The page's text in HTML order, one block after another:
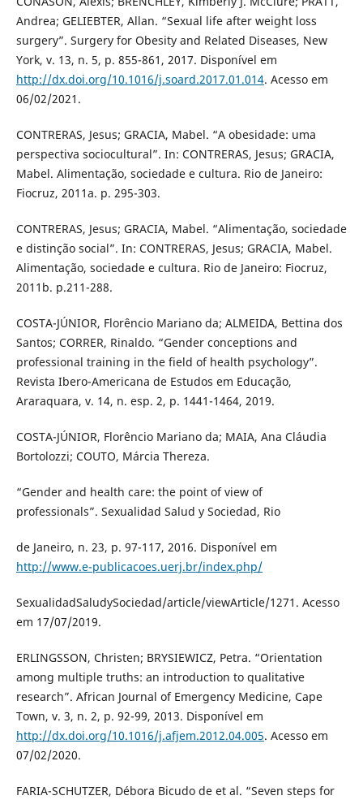
Andrea; GELIEBTER, Allan. “Sexual life after weight loss
surgery”. Surgery for Obesity and Related Diseases, New
York, v. 13, n. 5, p. 855-861, 2017. Disponível em
http://dx.doi.org/10.1016/j.soard.2017.01.014. Acesso em
06/02/2021.
CONTRERAS, Jesus; GRACIA, Mabel. “A obesidade: uma
perspectiva sociocultural”. In: CONTRERAS, Jesus; GRACIA,
Mabel. Alimentação, sociedade e cultura. Rio de Janeiro:
Fiocruz, 2011a. p. 295-303.
CONTRERAS, Jesus; GRACIA, Mabel. “Alimentação, sociedade
e distinção social”. In: CONTRERAS, Jesus; GRACIA, Mabel.
Alimentação, sociedade e cultura. Rio de Janeiro: Fiocruz,
2011b. p.211-288.
COSTA-JÚNIOR, Florêncio Mariano da; ALMEIDA, Bettina dos
Santos; CORRER, Rinaldo. “Gender conceptions and
professional training in the field of health psychology”.
Revista Ibero-Americana de Estudos em Educação,
Araraquara, v. 14, n. esp. 2, p. 1441-1464, 2019.
COSTA-JÚNIOR, Florêncio Mariano da; MAIA, Ana Cláudia
Bortolozzi; COUTO, Márcia Thereza.
“Gender and health care: the point of view of
professionals”. Sexualidad Salud y Sociedad, Rio
de Janeiro, n. 23, p. 97-117, 2016. Disponível em
http://www.e-publicacoes.uerj.br/index.php/
SexualidadSaludySociedad/article/viewArticle/1271. Acesso
em 17/07/2019.
ERLINGSSON, Christen; BRYSIEWICZ, Petra. “Orientation
among multiple truths: an introduction to qualitative
research”. African Journal of Emergency Medicine, Cape
Town, v. 3, n. 2, p. 92-99, 2013. Disponível em
http://dx.doi.org/10.1016/j.afjem.2012.04.005. Acesso em
07/02/2020.
FARIA-SCHUTZER, Débora Bicudo de et al. “Seven steps for